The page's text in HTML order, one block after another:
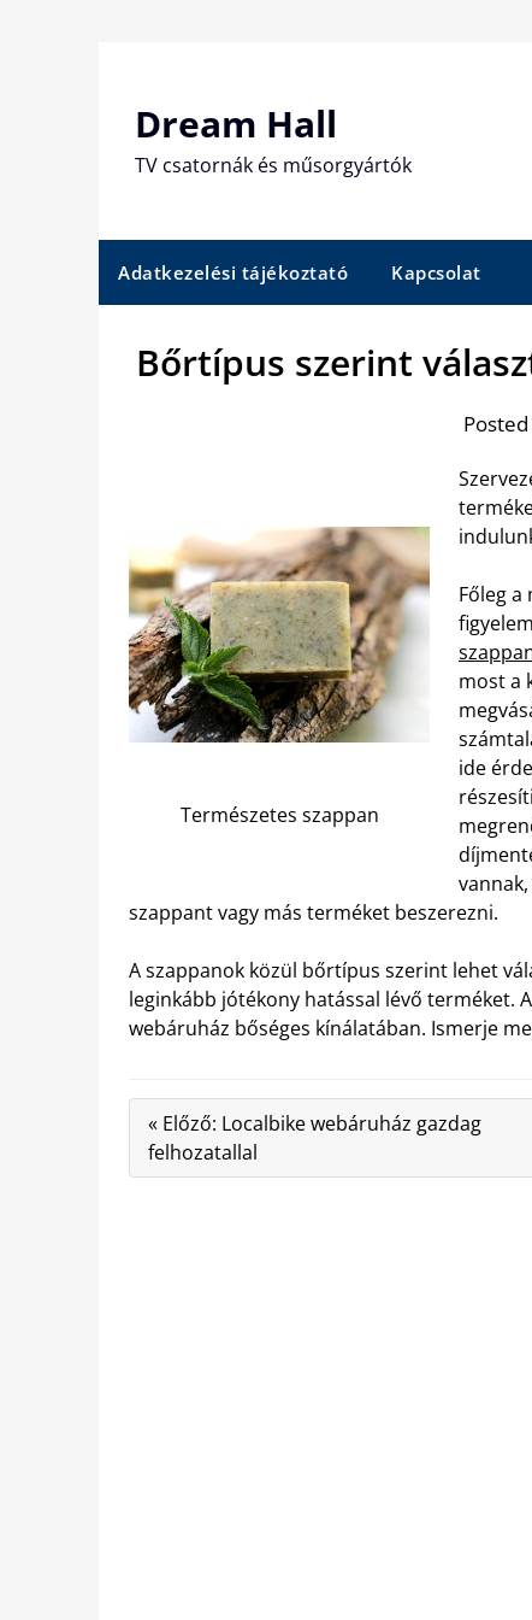
Dream Hall
TV csatornák és műsorgyártók
Adatkezelési tájékoztató Kapcsolat
Bőrtípus szerint
Természetes szappan
Főleg
most a
ide
szappant vagy más terméket beszerezni.
A szappanok közül bőrtípus szerint lehet
leginkább jótékony hatással lévő terméket.
webáruház bőséges kínálatában. Ismerje
« Előző: Localbike webáruház gazdag
felhozatallal